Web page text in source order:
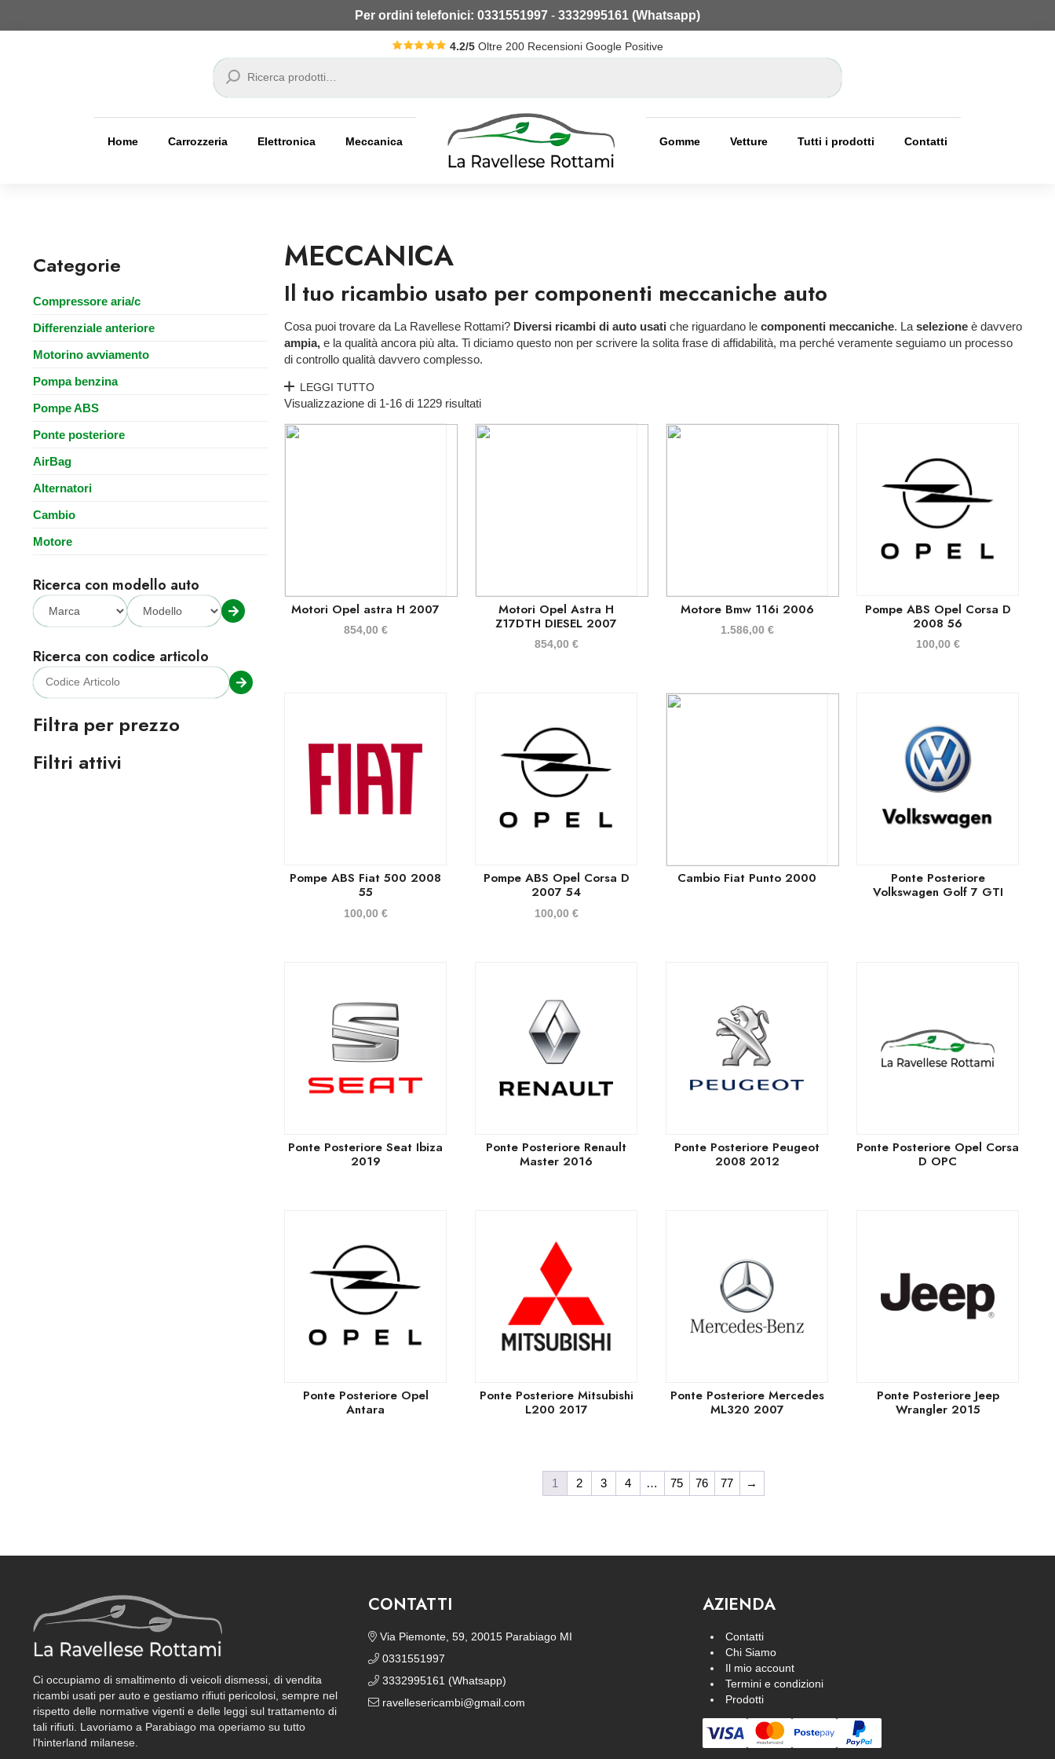
Per ordini telefonici: 0331551997 - 3332995161 (Whatsapp)
4.2/5 Oltre 200 Recensioni Google Positive
Cerca
Home Carrozzeria Elettronica Meccanica Gomme Vetture Tutti i prodotti Contatti
Categorie
Compressore aria/c
Differenziale anteriore
Motorino avviamento
Pompa benzina
Pompe ABS
Ponte posteriore
AirBag
Alternatori
Cambio
Motore
Ricerca con modello auto
Ricerca con codice articolo
Filtra per prezzo
Filtri attivi
MECCANICA
Il tuo ricambio usato per componenti meccaniche auto
Cosa puoi trovare da La Ravellese Rottami? Diversi ricambi di auto usati che riguardano le componenti meccaniche. La selezione è davvero
ampia, e la qualità ancora più alta. Ti diciamo questo non per scrivere la solita frase di affidabilità, ma perché veramente seguiamo un processo
di controllo qualità davvero complesso.
LEGGI TUTTO
Visualizzazione di 1-16 di 1229 risultati
Motori Opel astra H 2007
854,00 €
Motori Opel Astra H
Z17DTH DIESEL 2007
854,00 €
Motore Bmw 116i 2006
1.586,00 €
Pompe ABS Opel Corsa D
2008 56
100,00 €
Pompe ABS Fiat 500 2008
55
100,00 €
Pompe ABS Opel Corsa D
2007 54
100,00 €
Cambio Fiat Punto 2000
Ponte Posteriore
Volkswagen Golf 7 GTI
Ponte Posteriore Seat Ibiza
2019
Ponte Posteriore Renault
Master 2016
Ponte Posteriore Peugeot
2008 2012
Ponte Posteriore Opel Corsa
D OPC
Ponte Posteriore Opel
Antara
Ponte Posteriore Mitsubishi
L200 2017
Ponte Posteriore Mercedes
ML320 2007
Ponte Posteriore Jeep
Wrangler 2015
1 2 3 4 … 75 76 77 →
Ci occupiamo di smaltimento di veicoli dismessi, di vendita
ricambi usati per auto e gestiamo rifiuti pericolosi, sempre nel
rispetto delle normative vigenti e delle leggi sul trattamento di
tali rifiuti. Lavoriamo a Parabiago ma operiamo su tutto
l’hinterland milanese.
CONTATTI
Via Piemonte, 59, 20015 Parabiago MI
0331551997
3332995161 (Whatsapp)
ravellesericambi@gmail.com
AZIENDA
Contatti
Chi Siamo
Il mio account
Termini e condizioni
Prodotti